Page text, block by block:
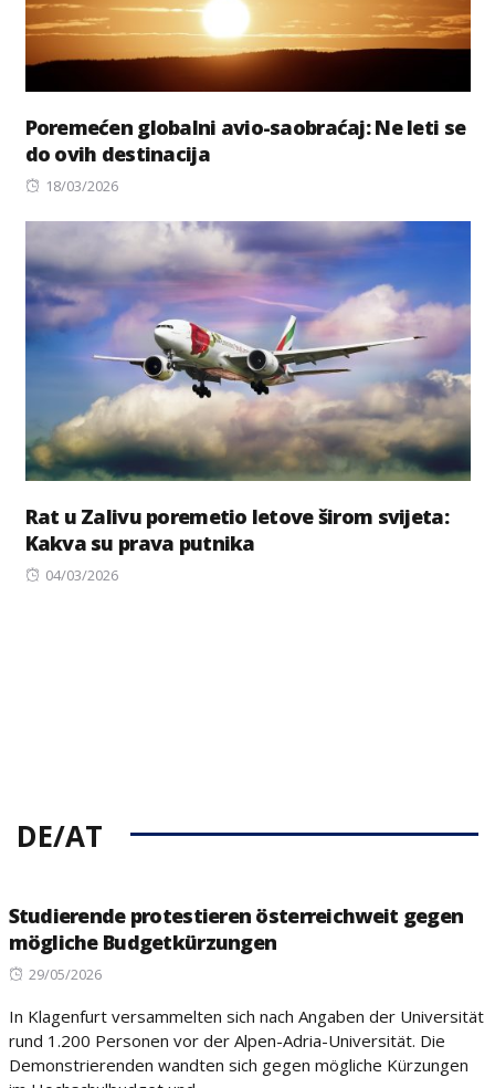
Poremećen globalni avio-saobraćaj: Ne leti se
do ovih destinacija
Posted
18/03/2026
Rat u Zalivu poremetio letove širom svijeta:
Kakva su prava putnika
Posted
04/03/2026
DE/AT
Studierende protestieren österreichweit gegen
mögliche Budgetkürzungen
Posted
29/05/2026
In Klagenfurt versammelten sich nach Angaben der Universität
rund 1.200 Personen vor der Alpen-Adria-Universität. Die
Demonstrierenden wandten sich gegen mögliche Kürzungen